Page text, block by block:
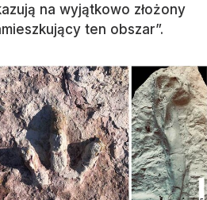
na wyjątkowo złożony
ten obszar”.